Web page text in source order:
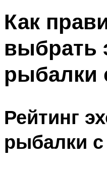
Как
выбрать
рыбалки
Рейтинг
рыбалки